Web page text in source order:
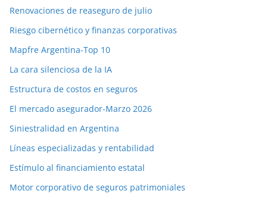
Renovaciones de reaseguro de julio
Riesgo cibernético y finanzas corporativas
Mapfre Argentina-Top 10
La cara silenciosa de la IA
Estructura de costos en seguros
El mercado asegurador-Marzo 2026
Siniestralidad en Argentina
Líneas especializadas y rentabilidad
Estímulo al financiamiento estatal
Motor corporativo de seguros patrimoniales